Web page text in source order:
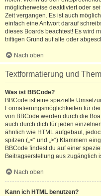
möglicherweise deaktiviert oder
Zeit vergangen. Es ist auch
einfach eine Antwort darauf
dieses Boards beachtest! Es wird
triftigen Grund auf alte oder
Nach oben
Textformatierung und
Was ist BBCode?
BBCode ist eine spezielle
Formatierungsmöglichkeiten für
von BBCode werden durch die
auch durch dich für jeden
ähnlich wie HTML aufgebaut,
spitzen („<“ und „>“) Klammern
BBCode findest du auf einer
Beitragserstellung aus zugänglich
Nach oben
Kann ich HTML benutzen?